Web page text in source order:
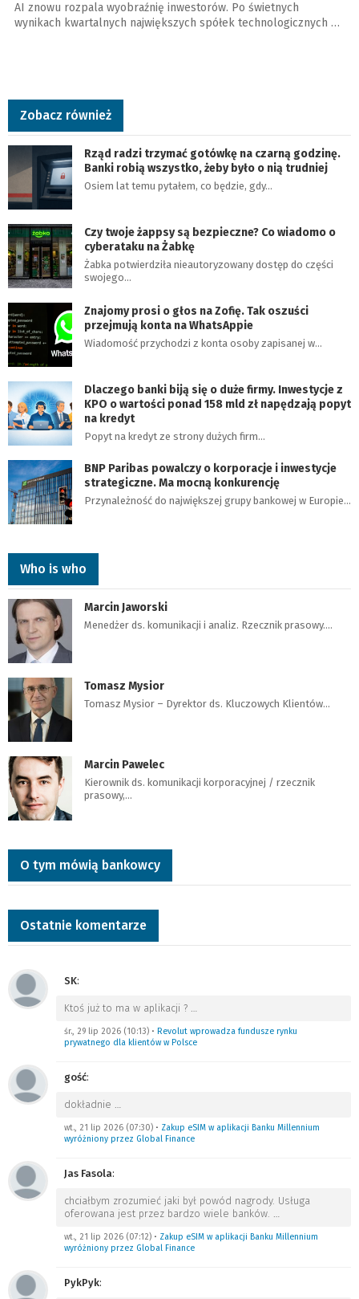
AI znowu rozpala wyobraźnię inwestorów. Po świetnych
wynikach kwartalnych największych spółek technologicznych …
Zobacz również
Rząd radzi trzymać gotówkę na czarną godzinę.
Banki robią wszystko, żeby było o nią trudniej
Osiem lat temu pytałem, co będzie, gdy…
Czy twoje żappsy są bezpieczne? Co wiadomo o
cyberataku na Żabkę
Żabka potwierdziła nieautoryzowany dostęp do części
swojego…
Znajomy prosi o głos na Zofię. Tak oszuści
przejmują konta na WhatsAppie
Wiadomość przychodzi z konta osoby zapisanej w…
Dlaczego banki biją się o duże firmy. Inwestycje z
KPO o wartości ponad 158 mld zł napędzają popyt
na kredyt
Popyt na kredyt ze strony dużych firm…
BNP Paribas powalczy o korporacje i inwestycje
strategiczne. Ma mocną konkurencję
Przynależność do największej grupy bankowej w Europie…
Who is who
Marcin Jaworski
Menedżer ds. komunikacji i analiz. Rzecznik prasowy.…
Tomasz Mysior
Tomasz Mysior – Dyrektor ds. Kluczowych Klientów…
Marcin Pawelec
Kierownik ds. komunikacji korporacyjnej / rzecznik
prasowy,…
O tym mówią bankowcy
Ostatnie komentarze
SK:
Ktoś już to ma w aplikacji ? …
śr., 29 lip 2026 (10:13) • Revolut wprowadza fundusze rynku
prywatnego dla klientów w Polsce
gość:
dokładnie …
wt., 21 lip 2026 (07:30) • Zakup eSIM w aplikacji Banku Millennium
wyróżniony przez Global Finance
Jas Fasola:
chciałbym zrozumieć jaki był powód nagrody. Usługa
oferowana jest przez bardzo wiele banków. …
wt., 21 lip 2026 (07:12) • Zakup eSIM w aplikacji Banku Millennium
wyróżniony przez Global Finance
PykPyk: